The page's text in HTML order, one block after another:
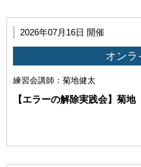
2026年07月16日 開催
オンラ
練習会講師：菊地健太
【エラーの解除実践会】菊地